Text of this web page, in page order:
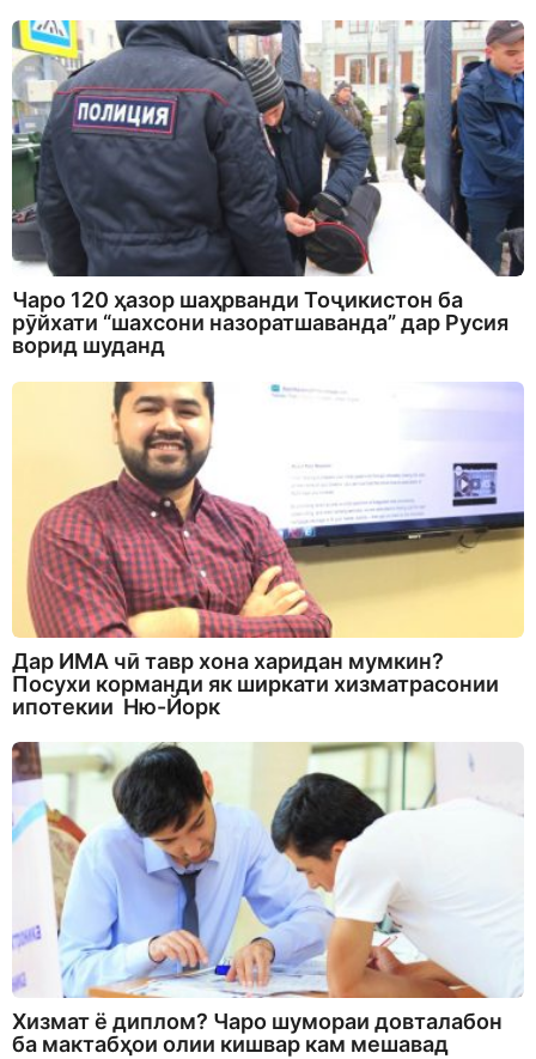
Чаро 120 ҳазор шаҳрванди Тоҷикистон ба
рӯйхати “шахсони назоратшаванда” дар Русия
ворид шуданд
Дар ИМА чӣ тавр хона харидан мумкин?
Посухи корманди як ширкати хизматрасонии
ипотекии Ню-Йорк
Хизмат ё диплом? Чаро шумораи довталабон
ба мактабҳои олии кишвар кам мешавад